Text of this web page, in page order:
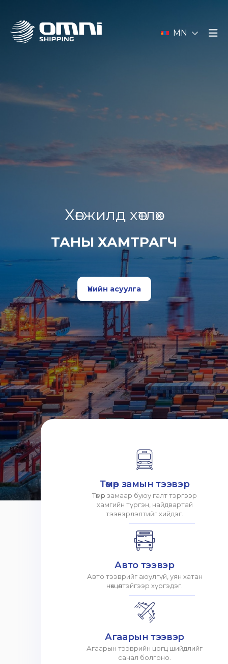
MN
Хөгжилд хөтлөх
ТАНЫ ХАМТРАГЧ
Үнийн асуулга
Төмөр замын тээвэр
Төмөр замаар буюу галт тэргээр
хамгийн түргэн, найдвартай
тээвэрлэлтийг хийдэг.
Авто тээвэр
Авто тээврийг аюулгүй, уян хатан
нөхцөлтэйгээр хүргэдэг.
Агаарын тээвэр
Агаарын тээврийн цогц шийдлийг
санал болгоно.